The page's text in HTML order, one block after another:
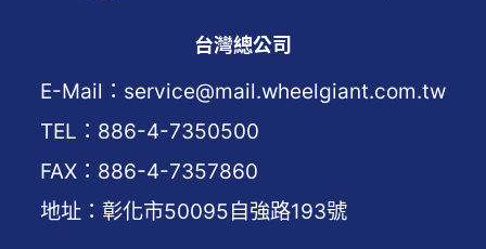
台灣總公司
E-Mail：service@mail.wheelgiant.com.tw
TEL：886-4-7350500
FAX：886-4-7357860
地址：彰化市50095自強路193號